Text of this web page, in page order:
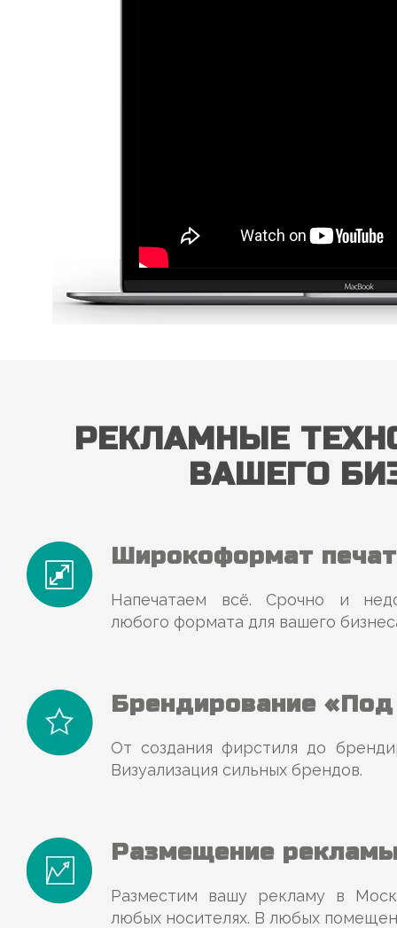
РЕКЛАМНЫЕ
ВАШЕГО
Широкоформат
Напечатаем всё. Срочно и
любого формата для вашего
Брендирование
От создания фирстиля до
Визуализация сильных брендов.
Размещение
Разместим вашу рекламу в
любых носителях. В любых